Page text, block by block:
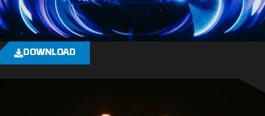
DOWNLOAD